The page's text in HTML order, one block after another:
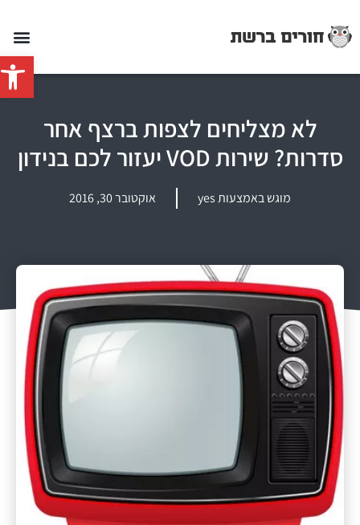
פתח
לא מצליחים לצפות ברצף אחר
סדרות? שירות VOD יעזור לכם בנידון
מוגש באמצעות yes אוקטובר 30, 2016